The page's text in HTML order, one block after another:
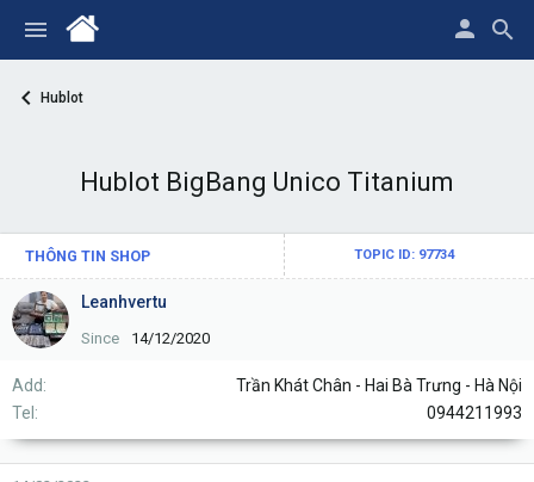
Hublot
Hublot BigBang Unico Titanium
THÔNG TIN SHOP TOPIC ID: 97734
Leanhvertu
Since 14/12/2020
Add
Trần Khát Chân - Hai Bà Trưng - Hà Nội
Tel
0944211993